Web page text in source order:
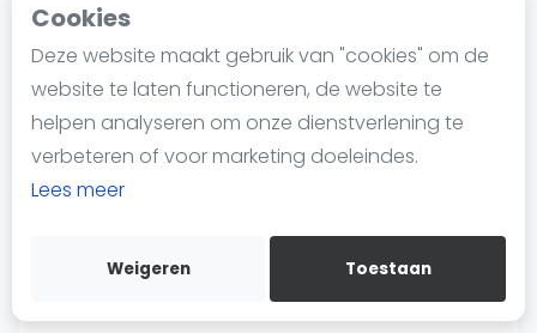
Cookies
Deze website maakt gebruik van "cookies" om de
website te laten functioneren, de website te
helpen analyseren om onze dienstverlening te
verbeteren of voor marketing doeleindes.
Lees meer
Weigeren Toestaan
Informatie
Over ons
Contact
Adverteren
Insights
WhatsApp
Join WhatsApp Community
Lengte
--
Geboortedatum